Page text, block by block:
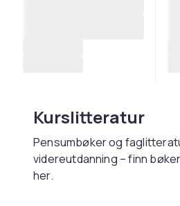
Kurslitteratur
Pensumbøker og
videreutdanning – finn
her.